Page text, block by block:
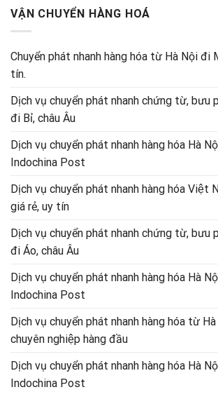
VẬN CHUYỂN HÀNG HOÁ
Chuyển phát nhanh hàng hóa từ Hà Nội đi
tín.
Dịch vụ chuyển phát nhanh chứng từ, bưu
đi Bỉ, châu Âu
Dịch vụ chuyển phát nhanh hàng hóa Hà
Indochina Post
Dịch vụ chuyển phát nhanh hàng hóa Việt
giá rẻ, uy tín
Dịch vụ chuyển phát nhanh chứng từ, bưu
đi Áo, châu Âu
Dịch vụ chuyển phát nhanh hàng hóa Hà
Indochina Post
Dịch vụ chuyển phát nhanh hàng hóa từ
chuyên nghiệp hàng đầu
Dịch vụ chuyển phát nhanh hàng hóa Hà
Indochina Post